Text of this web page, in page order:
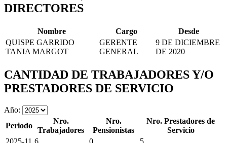
DIRECTORES
Nombre Cargo
Desde
QUISPE GARRIDO
TANIA MARGOT
GERENTE
GENERAL
9 DE DICIEMBRE
DE 2020
CANTIDAD DE TRABAJADORES Y/O
PRESTADORES DE SERVICIO
Año:
Periodo
Nro.
Trabajadores
Nro.
Pensionistas
Nro. Prestadores de
Servicio
2025-11 6 0
5